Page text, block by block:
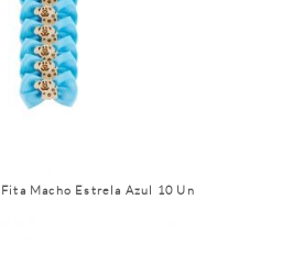
Macho Estrela Azul 10 Un